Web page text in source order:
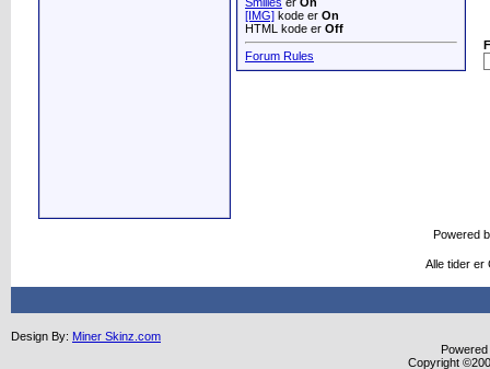
[IMG] kode er On
HTML kode er Off
Forum Rules
Powered
Alle tider er
Design By: Miner Skinz.com
Copyright